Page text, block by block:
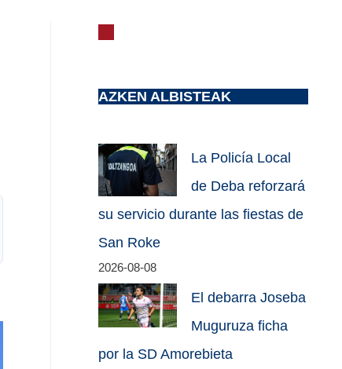
AZKEN ALBISTEAK
La Policía Local
de Deba reforzará
su servicio durante las fiestas de
San Roke
2026-08-08
El debarra Joseba
Muguruza ficha
por la SD Amorebieta